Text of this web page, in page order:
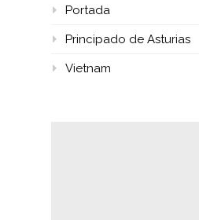
Portada
Principado de Asturias
Vietnam